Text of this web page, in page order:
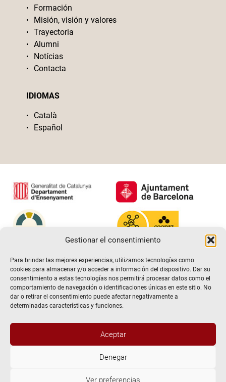
Gestionar el consentimiento
Para brindar las mejores experiencias, utilizamos tecnologías como
cookies para almacenar y/o acceder a información del dispositivo. Dar su
consentimiento a estas tecnologías nos permitirá procesar datos como el
comportamiento de navegación o identificaciones únicas en este sitio. No
dar o retirar el consentimiento puede afectar negativamente a
determinadas características y funciones.
Aceptar
Denegar
Ver preferencias
Formación
Misión, visión y valores
Trayectoria
Alumni
Notícias
Contacta
IDIOMAS
Català
Español
Aviso Legal